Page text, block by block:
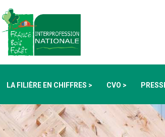
LA FILIÈRE EN CHIFFRES > CVO >